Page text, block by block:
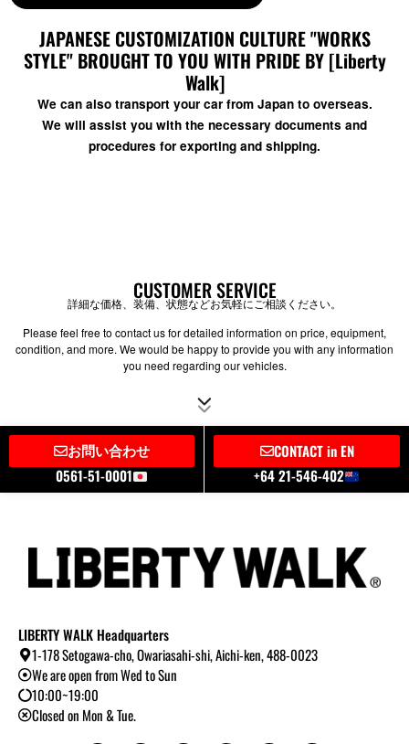
JAPANESE CUSTOMIZATION CULTURE "WORKS
STYLE" BROUGHT TO YOU WITH PRIDE BY [Liberty
Walk]
We can also transport your car from Japan to overseas.
We will assist you with the necessary documents and
procedures for exporting and shipping.
CUSTOMER SERVICE
詳細な価格、装備、状態などお気軽にご相談ください。
Please feel free to contact us for detailed information on price, equipment,
condition, and more. We would be happy to provide you with any information
you need regarding our vehicles.
お問い合わせ
0561-51-0001
CONTACT in EN
+64 21-546-402
LIBERTY WALK Headquarters
1-178 Setogawa-cho, Owariasahi-shi, Aichi-ken, 488-0023
We are open from Wed to Sun
10:00~19:00
Closed on Mon & Tue.